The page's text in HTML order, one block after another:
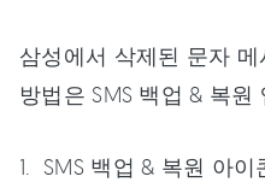
삼성에서 삭제된 문자
방법은 SMS 백업 & 복
SMS 백업 & 복원 아